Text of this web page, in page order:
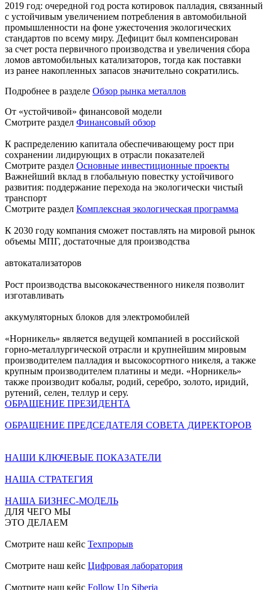
2019 год: очередной год роста котировок палладия, связанный
с устойчивым увеличением потребления в автомобильной
промышленности на фоне ужесточения экологических
стандартов по всему миру. Дефицит был компенсирован
за счет роста первичного производства и увеличения сбора
ломов автомобильных катализаторов, тогда как поставки
из ранее накопленных запасов значительно сократились.
Подробнее в разделе Обзор рынка металлов
От «устойчивой» финансовой модели
Смотрите раздел Финансовый обзор
К распределению капитала обеспечивающему рост при
сохранении лидирующих в отрасли показателей
Смотрите раздел Основные инвестиционные проекты
Важнейший вклад в глобальную повестку устойчивого
развития: поддержание перехода на экологически чистый
транспорт
Смотрите раздел Комплексная экологическая программа
К 2030 году компания сможет поставлять на мировой рынок
объемы МПГ, достаточные для производства
автокатализаторов
Рост производства высококачественного никеля позволит
изготавливать
аккумуляторных блоков для электромобилей
«Норникель» является ведущей компанией в российской
горно-металлургической отрасли и крупнейшим мировым
производителем палладия и высокосортного никеля, а также
крупным производителем платины и меди. «Норникель»
также производит кобальт, родий, серебро, золото, иридий,
рутений, селен, теллур и серу.
ОБРАЩЕНИЕ ПРЕЗИДЕНТА
ОБРАЩЕНИЕ ПРЕДСЕДАТЕЛЯ СОВЕТА ДИРЕКТОРОВ
НАШИ КЛЮЧЕВЫЕ ПОКАЗАТЕЛИ
НАША СТРАТЕГИЯ
НАША БИЗНЕС-МОДЕЛЬ
ДЛЯ ЧЕГО МЫ
ЭТО ДЕЛАЕМ
Смотрите наш кейс Техпрорыв
Смотрите наш кейс Цифровая лаборатория
Смотрите наш кейс Follow Up Siberia